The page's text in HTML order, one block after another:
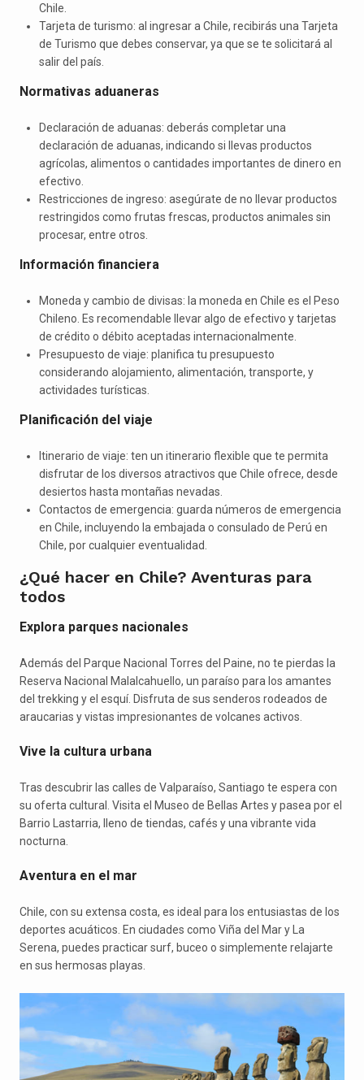
Chile.
Tarjeta de turismo: al ingresar a Chile, recibirás una Tarjeta
de Turismo que debes conservar, ya que se te solicitará al
salir del país.
Normativas aduaneras
Declaración de aduanas: deberás completar una
declaración de aduanas, indicando si llevas productos
agrícolas, alimentos o cantidades importantes de dinero en
efectivo.
Restricciones de ingreso: asegúrate de no llevar productos
restringidos como frutas frescas, productos animales sin
procesar, entre otros.
Información financiera
Moneda y cambio de divisas: la moneda en Chile es el Peso
Chileno. Es recomendable llevar algo de efectivo y tarjetas
de crédito o débito aceptadas internacionalmente.
Presupuesto de viaje: planifica tu presupuesto
considerando alojamiento, alimentación, transporte, y
actividades turísticas.
Planificación del viaje
Itinerario de viaje: ten un itinerario flexible que te permita
disfrutar de los diversos atractivos que Chile ofrece, desde
desiertos hasta montañas nevadas.
Contactos de emergencia: guarda números de emergencia
en Chile, incluyendo la embajada o consulado de Perú en
Chile, por cualquier eventualidad.
¿Qué hacer en Chile? Aventuras para
todos
Explora parques nacionales
Además del Parque Nacional Torres del Paine, no te pierdas la
Reserva Nacional Malalcahuello, un paraíso para los amantes
del trekking y el esquí. Disfruta de sus senderos rodeados de
araucarias y vistas impresionantes de volcanes activos.
Vive la cultura urbana
Tras descubrir las calles de Valparaíso, Santiago te espera con
su oferta cultural. Visita el Museo de Bellas Artes y pasea por el
Barrio Lastarria, lleno de tiendas, cafés y una vibrante vida
nocturna.
Aventura en el mar
Chile, con su extensa costa, es ideal para los entusiastas de los
deportes acuáticos. En ciudades como Viña del Mar y La
Serena, puedes practicar surf, buceo o simplemente relajarte
en sus hermosas playas.